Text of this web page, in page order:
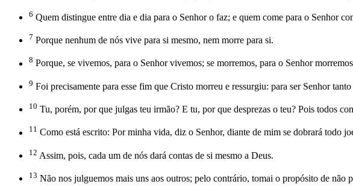
6 Quem distingue entre dia e dia para o Senhor o faz; e quem come para o Senhor
7 Porque nenhum de nós vive para si mesmo, nem morre para si.
8 Porque, se vivemos, para o Senhor vivemos; se morremos, para o Senhor
9 Foi precisamente para esse fim que Cristo morreu e ressurgiu: para ser Senhor
10 Tu, porém, por que julgas teu irmão? E tu, por que desprezas o teu? Pois todos
11 Como está escrito: Por minha vida, diz o Senhor, diante de mim se dobrará todo
12 Assim, pois, cada um de nós dará contas de si mesmo a Deus.
13 Não nos julguemos mais uns aos outros; pelo contrário, tomai o propósito de não